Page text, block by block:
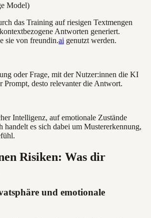
Model)
das Training auf riesigen Textmengen
Antworten generiert.
sie von freundin.ai genutzt werden.
oder Frage, mit der Nutzer:innen die KI
Prompt, desto relevanter die Antwort.
Intelligenz, auf emotionale Zustände
handelt es sich dabei um Mustererkennung,
Risiken: Was dir
und emotionale